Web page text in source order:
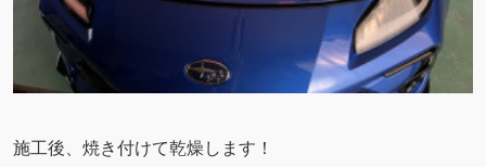
施工後、焼き付けて乾燥します！